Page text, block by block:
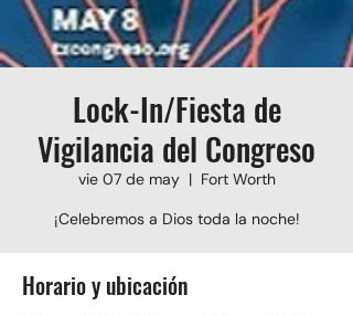
Lock-In/Fiesta de
Vigilancia del Congreso
vie 07 de may
  |
Fort Worth
¡Celebremos a Dios toda la noche!
Horario y ubicación